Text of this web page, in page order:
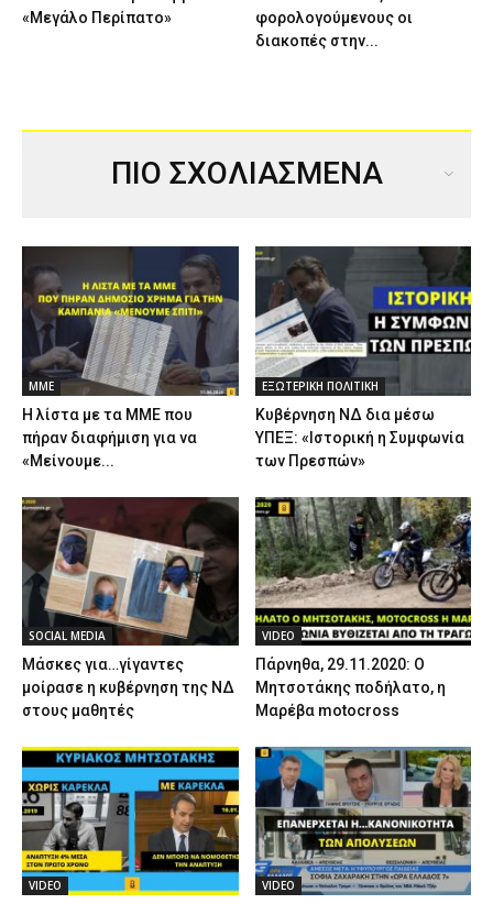
«Μεγάλο Περίπατο»
φορολογούμενους οι
διακοπές στην...
ΠΙΟ ΣΧΟΛΙΑΣΜΕΝΑ
ΜΜΕ
Η λίστα με τα ΜΜΕ που
πήραν διαφήμιση για να
«Μείνουμε...
ΕΞΩΤΕΡΙΚΗ ΠΟΛΙΤΙΚΗ
Κυβέρνηση ΝΔ δια μέσω
ΥΠΕΞ: «Ιστορική η Συμφωνία
των Πρεσπών»
SOCIAL MEDIA
Μάσκες για…γίγαντες
μοίρασε η κυβέρνηση της ΝΔ
στους μαθητές
VIDEO
Πάρνηθα, 29.11.2020: Ο
Μητσοτάκης ποδήλατο, η
Μαρέβα motocross
VIDEO VIDEO